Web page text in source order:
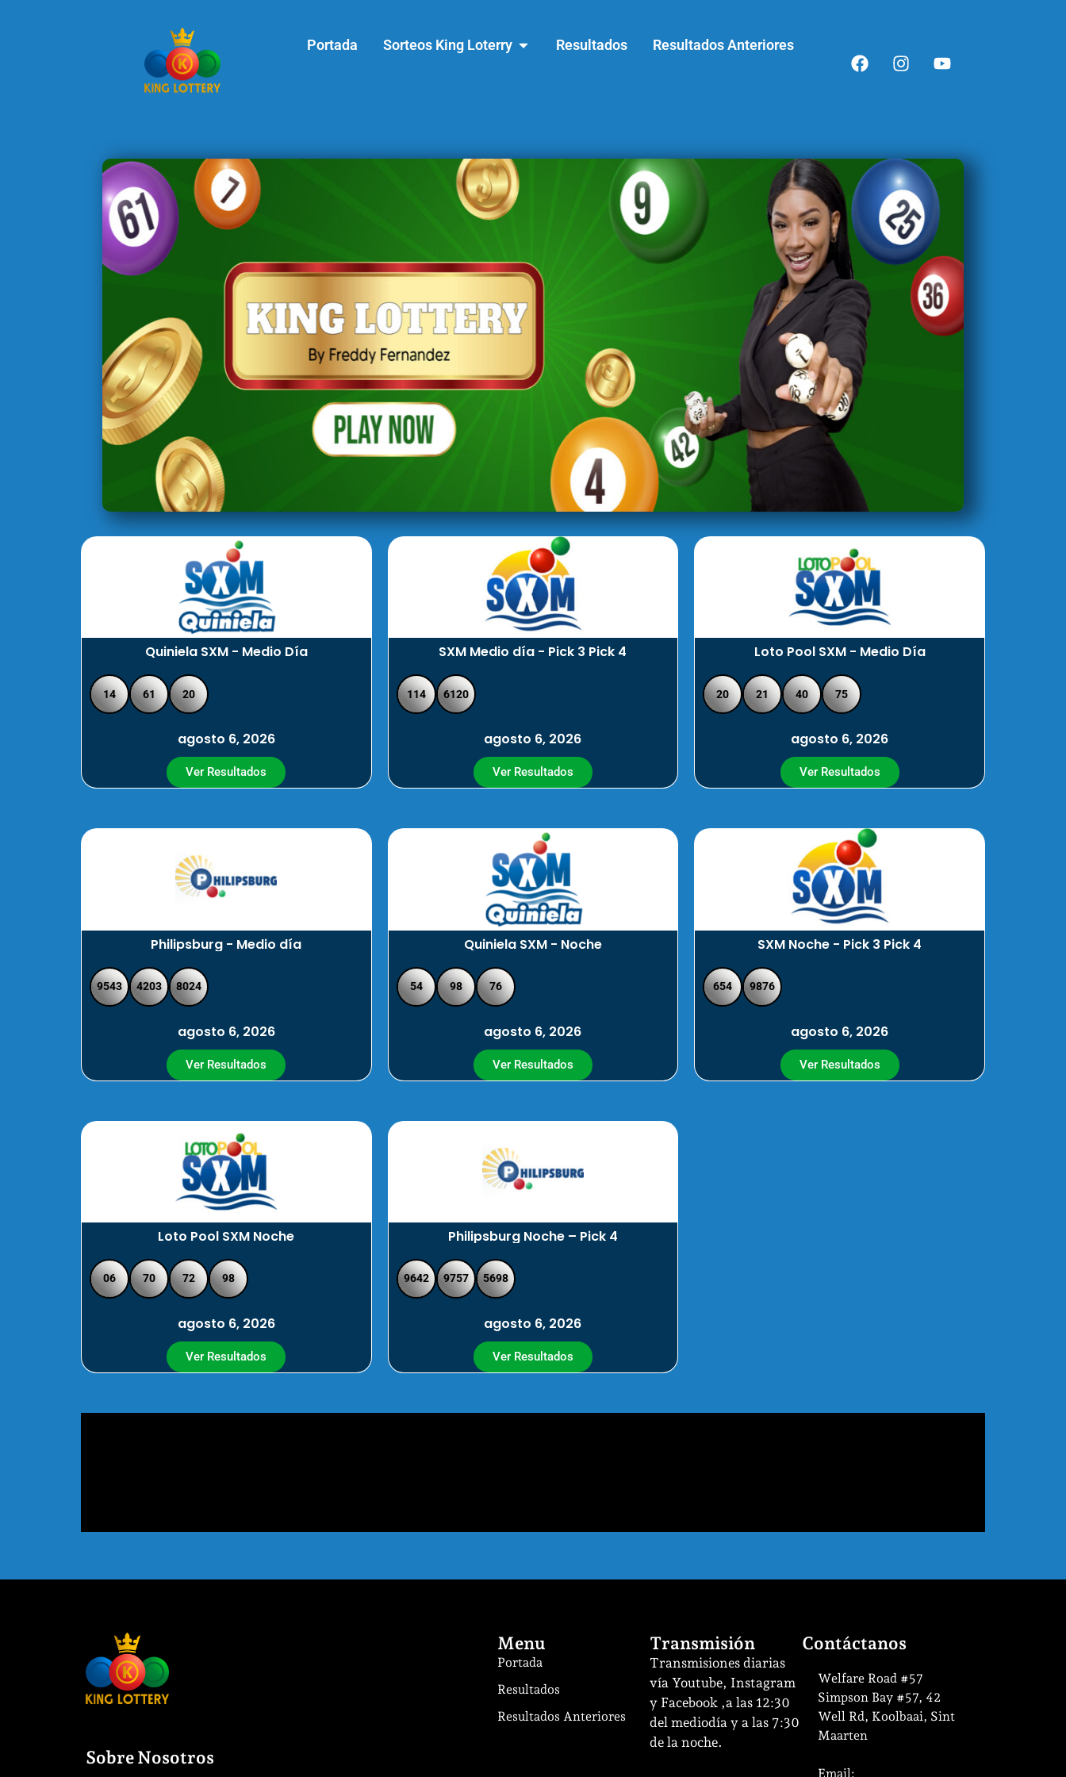
Portada Sorteos King Loterry Resultados Resultados Anteriores
Quiniela SXM - Medio Día SXM Medio día - Pick 3 Pick 4 Loto Pool SXM - Medio Día
14 61 20
agosto 6, 2026
114 6120
agosto 6, 2026
20 21 40 75
agosto 6, 2026
Ver Resultados Ver Resultados Ver Resultados
Philipsburg - Medio día Quiniela SXM - Noche SXM Noche - Pick 3 Pick 4
9543 4203 8024
agosto 6, 2026
54 98 76
agosto 6, 2026
654 9876
agosto 6, 2026
Ver Resultados Ver Resultados Ver Resultados
Loto Pool SXM Noche Philipsburg Noche – Pick 4
06 70 72 98
agosto 6, 2026
9642 9757 5698
agosto 6, 2026
Ver Resultados Ver Resultados
Sobre Nosotros
Menu
Portada
Resultados
Resultados Anteriores
Transmisión
Transmisiones diarias
vía Youtube, Instagram
y Facebook ,a las 12:30
del mediodía y a las 7:30
de la noche.
Contáctanos
Welfare Road #57
Simpson Bay #57, 42
Well Rd, Koolbaai, Sint
Maarten
Email: